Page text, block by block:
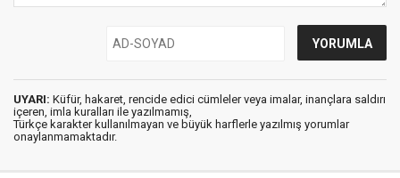
UYARI: Küfür, hakaret, rencide edici cümleler veya imalar, inançlara saldırı
içeren, imla kuralları ile yazılmamış,
Türkçe karakter kullanılmayan ve büyük harflerle yazılmış yorumlar
onaylanmamaktadır.